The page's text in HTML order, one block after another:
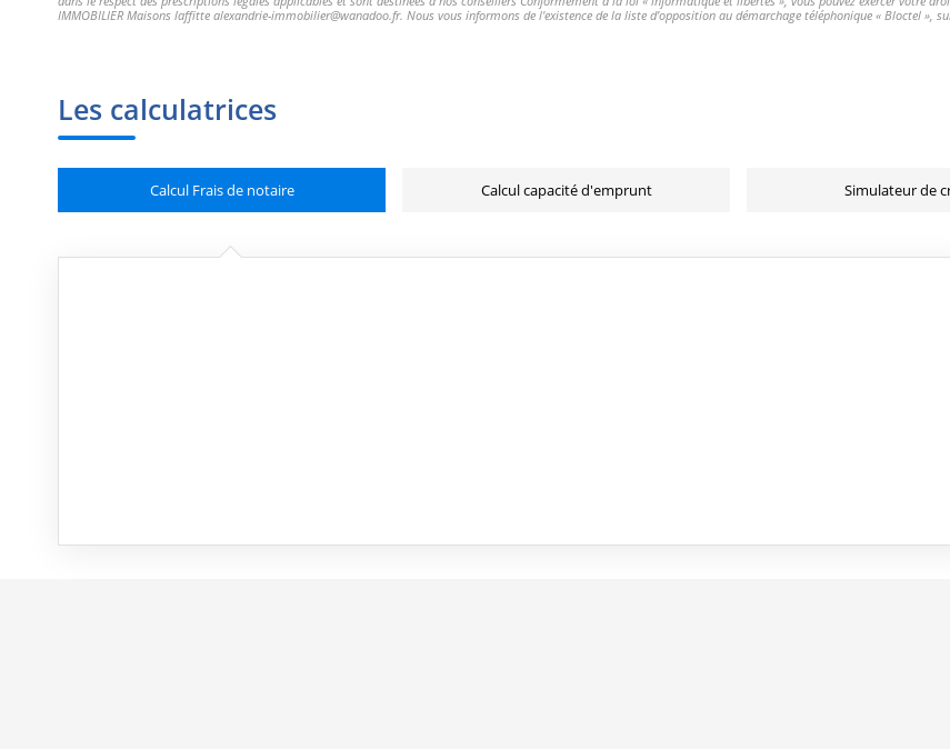
IMMOBILIER Maisons laffitte alexandrie-immobilier@wanadoo.fr. Nous vous informons de l'existence de la liste d'opposition au démarchage téléphonique « Bloctel »,
Les calculatrices
Calcul Frais de notaire Calcul capacité d'emprunt Simulateur de